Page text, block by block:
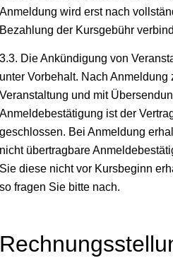
Anmeldung wird erst nach
Bezahlung der Kursgebühr
3.3. Die Ankündigung von
unter Vorbehalt. Nach Anmeldung
Veranstaltung und mit
Anmeldebestätigung ist der
geschlossen. Bei Anmeldung
nicht übertragbare
Sie diese nicht vor Kursbeginn
so fragen Sie bitte nach.